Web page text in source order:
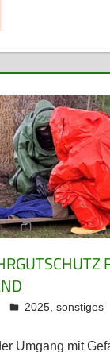
admin
2025, sonstiges
Umgang mit